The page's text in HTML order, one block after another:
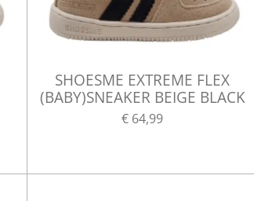
SHOESME EXTREME FLEX
(BABY)SNEAKER BEIGE BLACK
€ 64,99